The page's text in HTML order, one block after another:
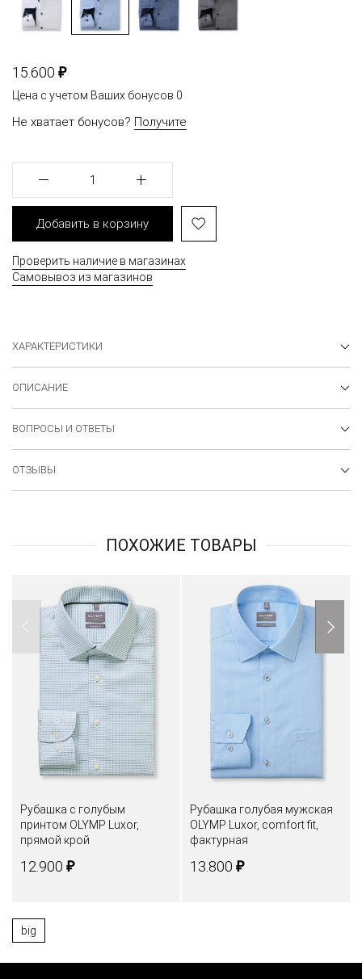
15.600 ₽
Цена с учетом Ваших бонусов 0
Не хватает бонусов? Получите
1
Добавить в корзину
Проверить наличие в магазинах
Самовывоз из магазинов
ХАРАКТЕРИСТИКИ
ОПИСАНИЕ
ВОПРОСЫ И ОТВЕТЫ
ОТЗЫВЫ
ПОХОЖИЕ ТОВАРЫ
Рубашка с голубым
принтом OLYMP Luxor,
прямой крой
12.900 ₽
Рубашка голубая мужская
OLYMP Luxor, comfort fit,
фактурная
13.800 ₽
big